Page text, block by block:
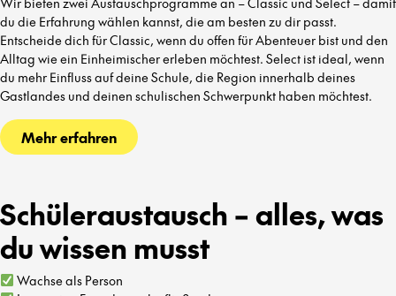
du die Erfahrung wählen kannst, die am besten zu dir passt.
Entscheide dich für Classic, wenn du offen für Abenteuer bist und den
Alltag wie ein Einheimischer erleben möchtest. Select ist ideal, wenn
du mehr Einfluss auf deine Schule, die Region innerhalb deines
Gastlandes und deinen schulischen Schwerpunkt haben möchtest.
Mehr erfahren
Schüleraustausch – alles, was
du wissen musst
Wachse als Person